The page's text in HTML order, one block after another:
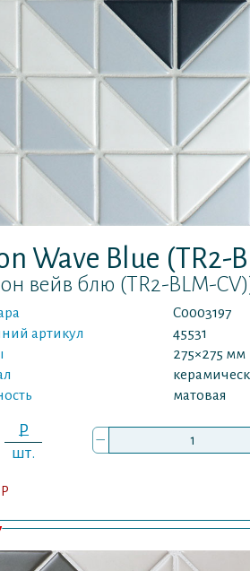
Wave Blue (TR2-
вейв блю (TR2-BLM-
С0003197
артикул
45531
275×275 мм
матовая
P
шт.
–
P